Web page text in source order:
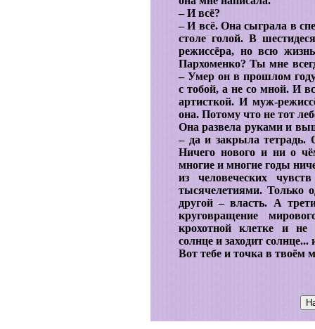
– И всё?
– И всё. Она сыграла в
столе голой. В
режиссёра, но всю
Пархоменко? Ты мне
– Умер он в прошлом
с тобой, а не со мной. И
артисткой. И муж-
она. Потому что не тот
Она развела руками и
– да и закрыла тетрадь.
Ничего нового и ни о
многие и многие годы
из человеческих
тысячелетиями. Только
другой – власть. А
круговращение
крохотной клетке и не
солнце и заходит
Вот тебе и точка в твоём